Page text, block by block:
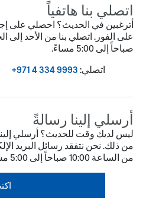
اتصلي بنا هاتفياً
أترغبين في الحديث؟ احصلي على
على الفور. اتصلي بنا من الأحد
صباحاً إلى 00:5 مساءً.
اتصلي: 3999 433 4 179+
أرسلي إلينا رسالةً
ليس لديك وقت للحديث؟ أرسلي إلينا
من ذلك. نحن نتفقد رسائل البريد
من الساعة 00:01 صباحاً إلى 00:5